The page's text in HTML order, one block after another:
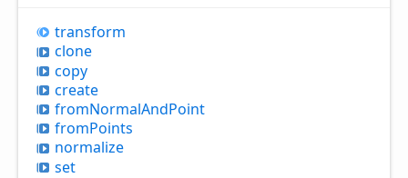
transform
clone
copy
create
fromNormalAndPoint
fromPoints
normalize
set